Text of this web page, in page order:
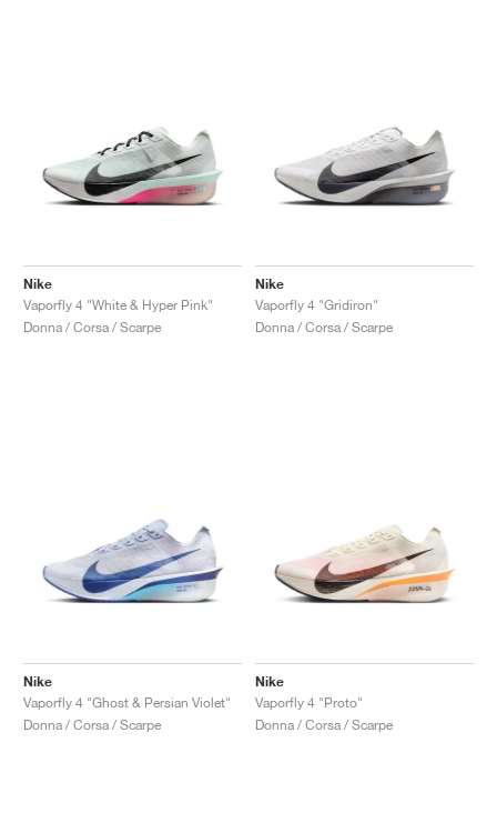
Nike
Vaporfly 4 "White & Hyper Pink"
Donna / Corsa / Scarpe
Nike
Vaporfly 4 "Gridiron"
Donna / Corsa / Scarpe
Nike
Vaporfly 4 "Ghost & Persian Violet"
Donna / Corsa / Scarpe
Nike
Vaporfly 4 "Proto"
Donna / Corsa / Scarpe